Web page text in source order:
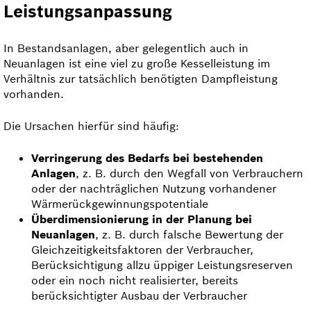
Leistungsanpassung
In Bestands­anlagen, aber gelegentlich auch in
Neuanlagen ist eine viel zu große Kesselleistung im
Verhältnis zur tatsächlich benötigten Dampfleistung
vorhanden.
Die Ursachen hierfür sind häufig:
Verringerung des Bedarfs bei bestehenden
Anlagen, z. B. durch den Wegfall von Verbrauchern
oder der nachträglichen Nutzung vorhandener
Wärmerückgewinnungspotentiale
Überdimensionierung in der Planung bei
Neuanlagen, z. B. durch falsche Bewertung der
Gleichzeitig­keits­faktoren der Verbraucher,
Berücksichtigung allzu üppiger Leistungsreserven
oder ein noch nicht realisierter, bereits
berücksichtigter Ausbau der Verbraucher